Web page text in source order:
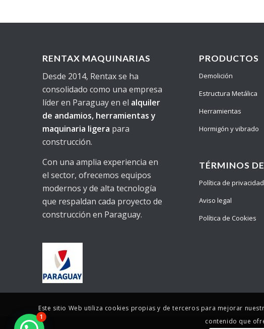
RENTAX MAQUINARIAS
Desde 2014, Rentax se ha
consolidado como una empresa
líder en Paraguay en el alquiler
de andamios, herramientas y
maquinaria ligera para
construcción.
Con una amplia experiencia en
el sector, ofrecemos equipos
modernos y de alta tecnología
que respaldan cada proyecto de
construcción en Paraguay.
PRODUCTOS
Demolición
Estructura Metálica
Herramientas
Hormigón y vibrado
TÉRMINOS
Política de privacidad
Aviso legal
Política de Cookies
Este sitio Web utiliza cookies propias y de terceros para mejorar
contenido que
1